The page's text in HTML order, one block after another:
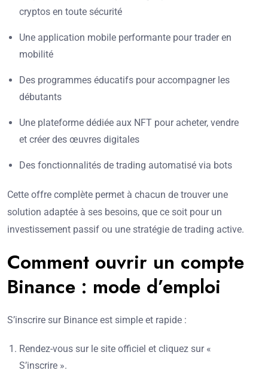
cryptos en toute sécurité
Une application mobile performante pour trader en
mobilité
Des programmes éducatifs pour accompagner les
débutants
Une plateforme dédiée aux NFT pour acheter, vendre
et créer des œuvres digitales
Des fonctionnalités de trading automatisé via bots
Cette offre complète permet à chacun de trouver une
solution adaptée à ses besoins, que ce soit pour un
investissement passif ou une stratégie de trading active.
Comment ouvrir un compte
Binance : mode d’emploi
S’inscrire sur Binance est simple et rapide :
Rendez-vous sur le site officiel et cliquez sur «
S’inscrire ».